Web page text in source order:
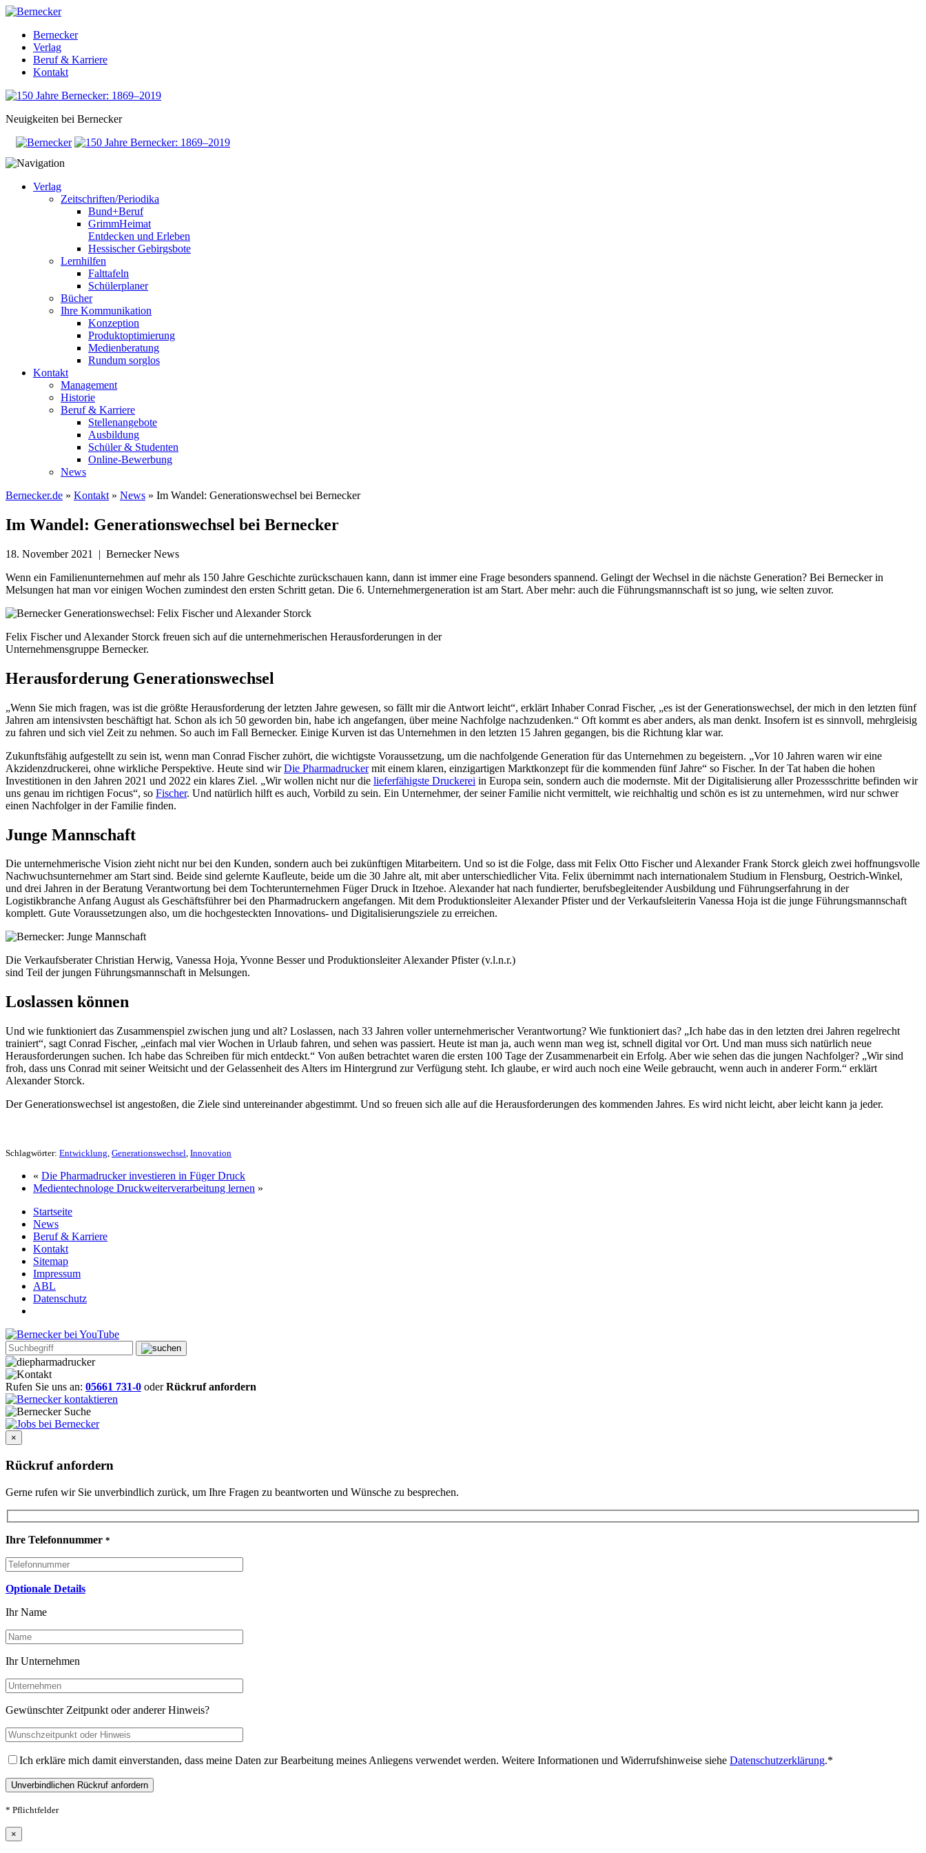
Bernecker
Verlag
Beruf & Karriere
Kontakt
Neuigkeiten bei Bernecker
Verlag
Zeitschriften/Periodika
Bund+Beruf
GrimmHeimat
Entdecken und Erleben
Hessischer Gebirgsbote
Lernhilfen
Falttafeln
Schülerplaner
Bücher
Ihre Kommunikation
Konzeption
Produktoptimierung
Medienberatung
Rundum sorglos
Kontakt
Management
Historie
Beruf & Karriere
Stellenangebote
Ausbildung
Schüler & Studenten
Online-Bewerbung
News
Bernecker.de » Kontakt » News » Im Wandel: Generationswechsel bei Bernecker
Im Wandel: Generationswechsel bei Bernecker
18. November 2021 | Bernecker News
Wenn ein Familienunternehmen auf mehr als 150 Jahre Geschichte zurückschauen kann, dann ist immer eine Frage besonders spannend. Gelingt der Wechsel in die nächste Generation? Bei Bernecker in
Melsungen hat man vor einigen Wochen zumindest den ersten Schritt getan. Die 6. Unternehmergeneration ist am Start. Aber mehr: auch die Führungsmannschaft ist so jung, wie selten zuvor.
Felix Fischer und Alexander Storck freuen sich auf die unternehmerischen Herausforderungen in der
Unternehmensgruppe Bernecker.
Herausforderung Generationswechsel
„Wenn Sie mich fragen, was ist die größte Herausforderung der letzten Jahre gewesen, so fällt mir die Antwort leicht“, erklärt Inhaber Conrad Fischer, „es ist der Generationswechsel, der mich in den letzten fünf
Jahren am intensivsten beschäftigt hat. Schon als ich 50 geworden bin, habe ich angefangen, über meine Nachfolge nachzudenken.“ Oft kommt es aber anders, als man denkt. Insofern ist es sinnvoll, mehrgleisig
zu fahren und sich viel Zeit zu nehmen. So auch im Fall Bernecker. Einige Kurven ist das Unternehmen in den letzten 15 Jahren gegangen, bis die Richtung klar war.
Zukunftsfähig aufgestellt zu sein ist, wenn man Conrad Fischer zuhört, die wichtigste Voraussetzung, um die nachfolgende Generation für das Unternehmen zu begeistern. „Vor 10 Jahren waren wir eine
Akzidenzdruckerei, ohne wirkliche Perspektive. Heute sind wirDie Pharmadruckermit einem klaren, einzigartigen Marktkonzept für die kommenden fünf Jahre“ so Fischer. In der Tat haben die hohen
Investitionen in den Jahren 2021 und 2022 ein klares Ziel. „Wir wollen nicht nur die lieferfähigste Druckerei in Europa sein, sondern auch die modernste. Mit der Digitalisierung aller Prozessschritte befinden wir
uns genau im richtigen Focus“, so Fischer. Und natürlich hilft es auch, Vorbild zu sein. Ein Unternehmer, der seiner Familie nicht vermittelt, wie reichhaltig und schön es ist zu unternehmen, wird nur schwer
einen Nachfolger in der Familie finden.
Junge Mannschaft
Die unternehmerische Vision zieht nicht nur bei den Kunden, sondern auch bei zukünftigen Mitarbeitern. Und so ist die Folge, dass mit Felix Otto Fischer und Alexander Frank Storck gleich zwei hoffnungsvolle
Nachwuchsunternehmer am Start sind. Beide sind gelernte Kaufleute, beide um die 30 Jahre alt, mit aber unterschiedlicher Vita. Felix übernimmt nach internationalem Studium in Flensburg, Oestrich-Winkel,
und drei Jahren in der Beratung Verantwortung bei dem Tochterunternehmen Füger Druck in Itzehoe. Alexander hat nach fundierter, berufsbegleitender Ausbildung und Führungserfahrung in der
Logistikbranche Anfang August als Geschäftsführer bei den Pharmadruckern angefangen. Mit dem Produktionsleiter Alexander Pfister und der Verkaufsleiterin Vanessa Hoja ist die junge Führungsmannschaft
komplett. Gute Voraussetzungen also, um die hochgesteckten Innovations- und Digitalisierungsziele zu erreichen.
Die Verkaufsberater Christian Herwig, Vanessa Hoja, Yvonne Besser und Produktionsleiter Alexander Pfister (v.l.n.r.)
sind Teil der jungen Führungsmannschaft in Melsungen.
Loslassen können
Und wie funktioniert das Zusammenspiel zwischen jung und alt? Loslassen, nach 33 Jahren voller unternehmerischer Verantwortung? Wie funktioniert das? „Ich habe das in den letzten drei Jahren regelrecht
trainiert“, sagt Conrad Fischer, „einfach mal vier Wochen in Urlaub fahren, und sehen was passiert. Heute ist man ja, auch wenn man weg ist, schnell digital vor Ort. Und man muss sich natürlich neue
Herausforderungen suchen. Ich habe das Schreiben für mich entdeckt.“ Von außen betrachtet waren die ersten 100 Tage der Zusammenarbeit ein Erfolg. Aber wie sehen das die jungen Nachfolger? „Wir sind
froh, dass uns Conrad mit seiner Weitsicht und der Gelassenheit des Alters im Hintergrund zur Verfügung steht. Ich glaube, er wird auch noch eine Weile gebraucht, wenn auch in anderer Form.“ erklärt
Alexander Storck.
Der Generationswechsel ist angestoßen, die Ziele sind untereinander abgestimmt. Und so freuen sich alle auf die Herausforderungen des kommenden Jahres. Es wird nicht leicht, aber leicht kann ja jeder.
Schlagwörter: Entwicklung, Generationswechsel, Innovation
« Die Pharmadrucker investieren in Füger Druck
Medientechnologe Druckweiterverarbeitung lernen »
Startseite
News
Beruf & Karriere
Kontakt
Sitemap
Impressum
ABL
Datenschutz
Rufen Sie uns an: 05661 731-0 oderRückruf anfordern
×
Rückruf anfordern
Gerne rufen wir Sie unverbindlich zurück, um Ihre Fragen zu beantworten und Wünsche zu besprechen.
Ihre Telefonnummer *
Optionale Details
Ihr Name
Ihr Unternehmen
Gewünschter Zeitpunkt oder anderer Hinweis?
Ich erkläre mich damit einverstanden, dass meine Daten zur Bearbeitung meines Anliegens verwendet werden. Weitere Informationen und Widerrufshinweise siehe Datenschutzerklärung.*
* Pflichtfelder
×